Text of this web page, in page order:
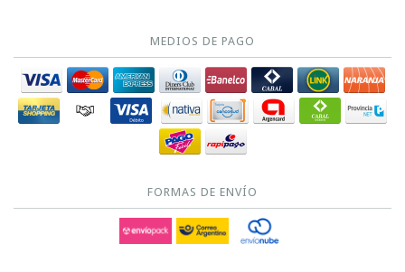
MEDIOS DE PAGO
FORMAS DE ENVÍO